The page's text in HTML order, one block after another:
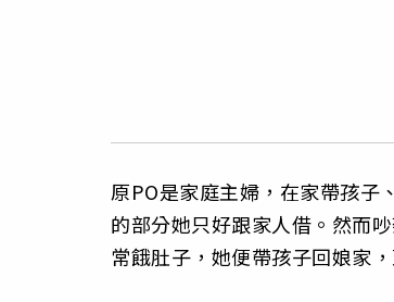
原PO是家庭主婦，在家帶孩子
的部分她只好跟家人借。然而
常餓肚子，她便帶孩子回娘家